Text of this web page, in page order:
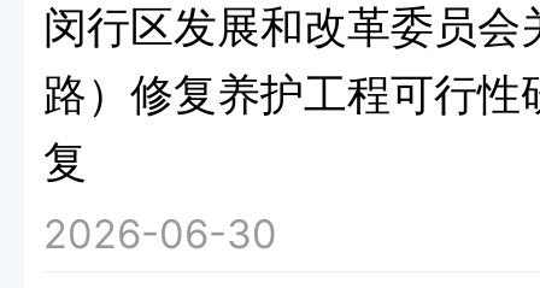
闵行区发展和改革委员
路）修复养护工程可行
复
2026-06-30